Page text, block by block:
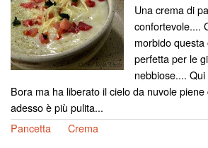
Una crema di
confortevole....
morbido
perfetta per le
nebbiose....
Bora ma ha liberato il cielo da nuvole
adesso è più pulita...
Pancetta
Crema